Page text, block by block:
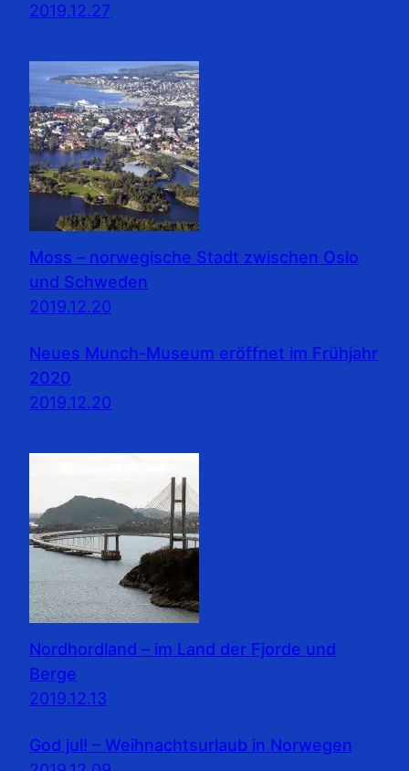
2019.12.27
Moss – norwegische Stadt zwischen Oslo
und Schweden
2019.12.20
Neues Munch-Museum eröffnet im Frühjahr
2020
2019.12.20
Nordhordland – im Land der Fjorde und
Berge
2019.12.13
God jul! – Weihnachtsurlaub in Norwegen